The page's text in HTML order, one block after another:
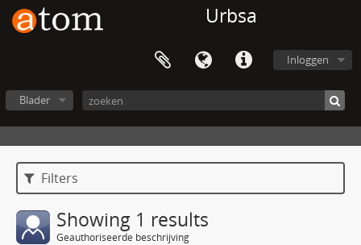
Urbsa
Inloggen
Blader
Filters
Showing 1 results
Geauthoriseerde beschrijving